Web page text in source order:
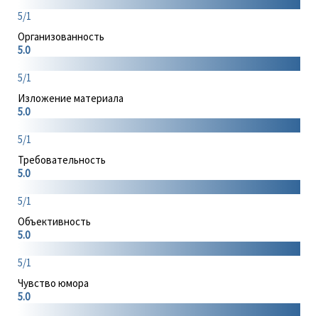
5/1
Организованность
5.0
5/1
Изложение материала
5.0
5/1
Требовательность
5.0
5/1
Объективность
5.0
5/1
Чувство юмора
5.0